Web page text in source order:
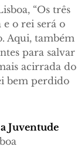
“Os três
o rei será o
Aqui, também
para salvar
acirrada do
bem perdido
Juventude